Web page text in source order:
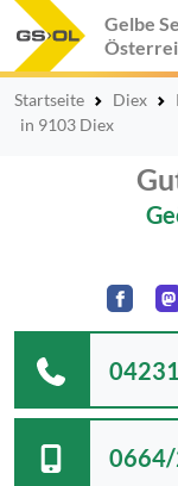
Gelbe
Startseite Diex
in 9103 Diex